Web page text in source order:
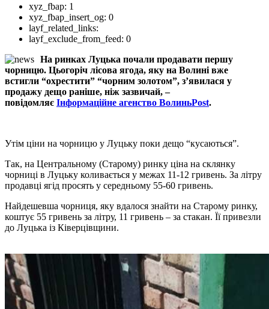
xyz_fbap: 1
xyz_fbap_insert_og: 0
layf_related_links:
layf_exclude_from_feed: 0
На ринках Луцька почали продавати першу
чорницю. Цьогоріч лісова ягода, яку на Волині вже
встигли “охрестити” “чорним золотом”, з’явилася у
продажу дещо раніше, ніж зазвичай, –
повідомляє Інформаційне агенство ВолиньPost.
Утім ціни на чорницю у Луцьку поки дещо “кусаються”.
Так, на Центральному (Старому) ринку ціна на склянку
чорниці в Луцьку коливається у межах 11-12 гривень. За літру
продавці ягід просять у середньому 55-60 гривень.
Найдешевша чорниця, яку вдалося знайти на Старому ринку,
коштує 55 гривень за літру, 11 гривень – за стакан. Її привезли
до Луцька із Ківерцівщини.